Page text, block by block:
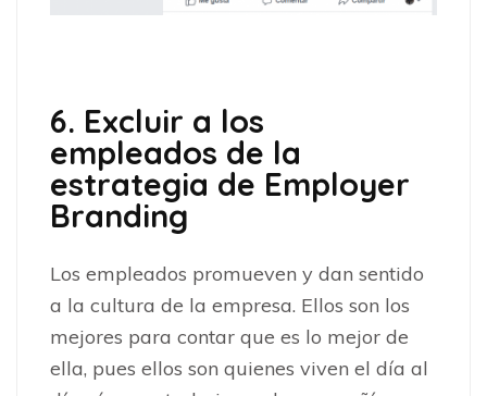
6. Excluir a los
empleados de la
estrategia de Employer
Branding
Los empleados promueven y dan sentido
a la cultura de la empresa. Ellos son los
mejores para contar que es lo mejor de
ella, pues ellos son quienes viven el día al